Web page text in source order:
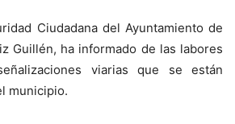
Ciudadana del Ayuntamiento de
Guillén, ha informado de las labores
viarias que se están
municipio.